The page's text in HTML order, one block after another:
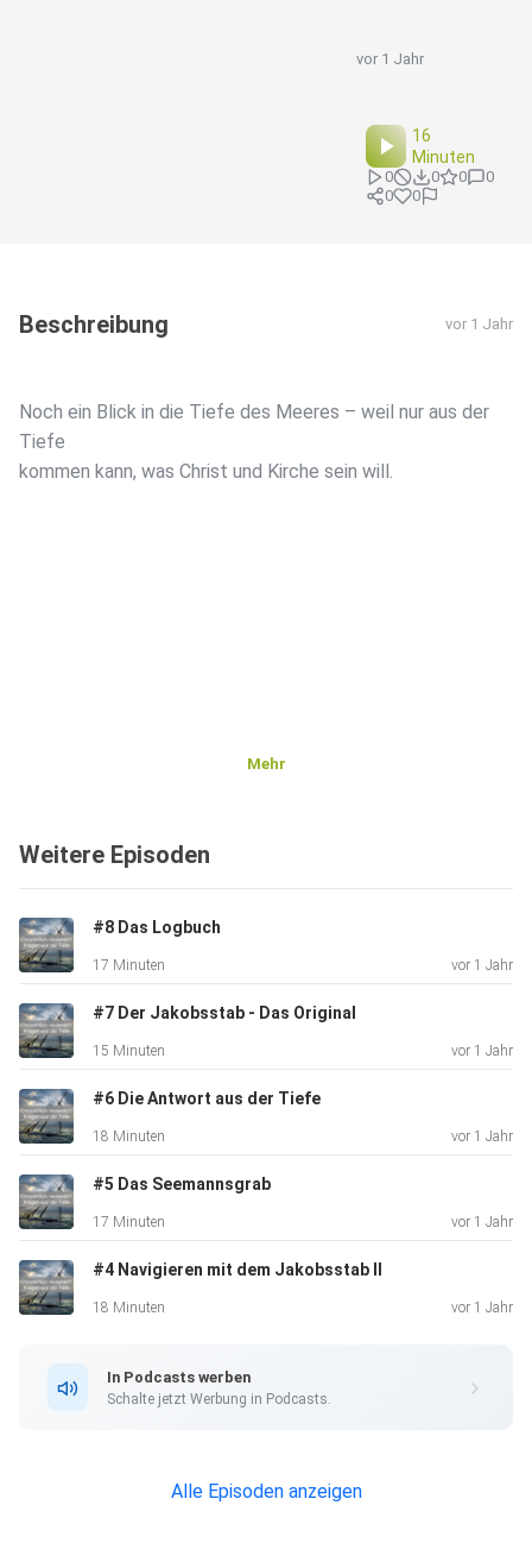
vor 1 Jahr
16
Minuten
0 0 0
0
0
0
Beschreibung vor 1 Jahr
Noch ein Blick in die Tiefe des Meeres – weil nur aus der
Tiefe
kommen kann, was Christ und Kirche sein will.
Theologie. Christentum. Glaube.
Mehr
Weitere Episoden
#8 Das Logbuch
17 Minuten vor 1 Jahr
#7 Der Jakobsstab - Das Original
15 Minuten vor 1 Jahr
#6 Die Antwort aus der Tiefe
18 Minuten vor 1 Jahr
#5 Das Seemannsgrab
17 Minuten vor 1 Jahr
#4 Navigieren mit dem Jakobsstab II
18 Minuten vor 1 Jahr
In Podcasts werben
Schalte jetzt Werbung in Podcasts.
Alle Episoden anzeigen